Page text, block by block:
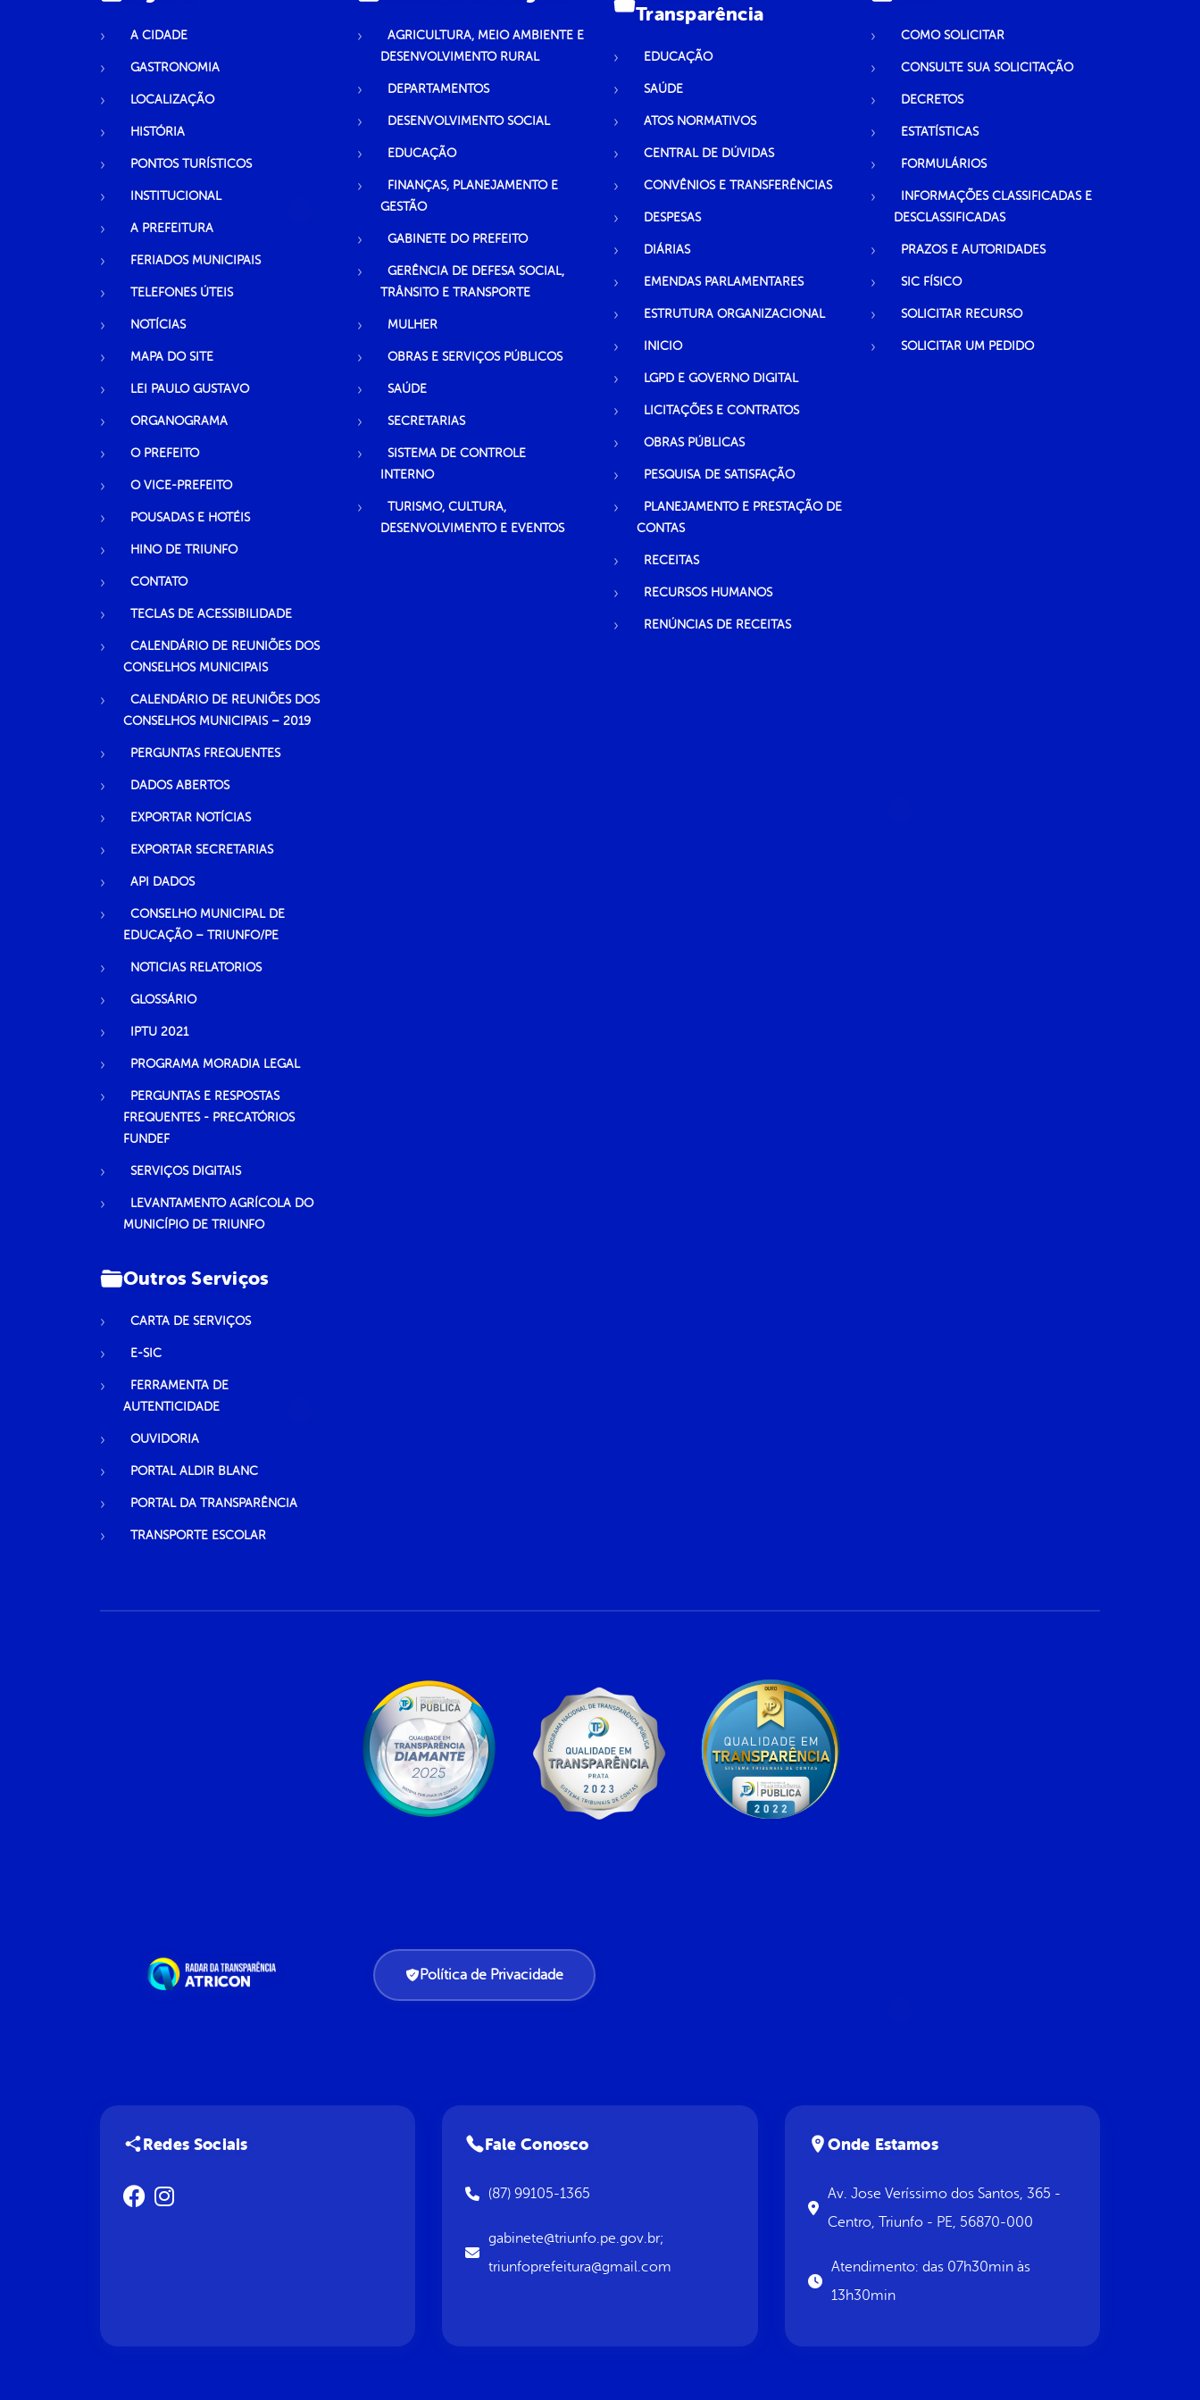
A CIDADE
GASTRONOMIA
LOCALIZAÇÃO
HISTÓRIA
PONTOS TURÍSTICOS
INSTITUCIONAL
A PREFEITURA
FERIADOS MUNICIPAIS
TELEFONES ÚTEIS
NOTÍCIAS
MAPA DO SITE
LEI PAULO GUSTAVO
ORGANOGRAMA
O PREFEITO
O VICE-PREFEITO
POUSADAS E HOTÉIS
HINO DE TRIUNFO
CONTATO
TECLAS DE ACESSIBILIDADE
CALENDÁRIO DE REUNIÕES DOS
CONSELHOS MUNICIPAIS
CALENDÁRIO DE REUNIÕES DOS
CONSELHOS MUNICIPAIS – 2019
PERGUNTAS FREQUENTES
DADOS ABERTOS
EXPORTAR NOTÍCIAS
EXPORTAR SECRETARIAS
API DADOS
CONSELHO MUNICIPAL DE
EDUCAÇÃO – TRIUNFO/PE
NOTICIAS RELATORIOS
GLOSSÁRIO
IPTU 2021
PROGRAMA MORADIA LEGAL
PERGUNTAS E RESPOSTAS
FREQUENTES - PRECATÓRIOS
FUNDEF
SERVIÇOS DIGITAIS
LEVANTAMENTO AGRÍCOLA DO
MUNICÍPIO DE TRIUNFO
AGRICULTURA, MEIO AMBIENTE E
DESENVOLVIMENTO RURAL
DEPARTAMENTOS
DESENVOLVIMENTO SOCIAL
EDUCAÇÃO
FINANÇAS, PLANEJAMENTO E
GESTÃO
GABINETE DO PREFEITO
GERÊNCIA DE DEFESA SOCIAL,
TRÂNSITO E TRANSPORTE
MULHER
OBRAS E SERVIÇOS PÚBLICOS
SAÚDE
SECRETARIAS
SISTEMA DE CONTROLE
INTERNO
TURISMO, CULTURA,
DESENVOLVIMENTO E EVENTOS
Transparência
EDUCAÇÃO
SAÚDE
ATOS NORMATIVOS
CENTRAL DE DÚVIDAS
CONVÊNIOS E TRANSFERÊNCIAS
DESPESAS
DIÁRIAS
EMENDAS PARLAMENTARES
ESTRUTURA ORGANIZACIONAL
INICIO
LGPD E GOVERNO DIGITAL
LICITAÇÕES E CONTRATOS
OBRAS PÚBLICAS
PESQUISA DE SATISFAÇÃO
PLANEJAMENTO E PRESTAÇÃO DE
CONTAS
RECEITAS
RECURSOS HUMANOS
RENÚNCIAS DE RECEITAS
COMO SOLICITAR
CONSULTE SUA SOLICITAÇÃO
DECRETOS
ESTATÍSTICAS
FORMULÁRIOS
INFORMAÇÕES CLASSIFICADAS E
DESCLASSIFICADAS
PRAZOS E AUTORIDADES
SIC FÍSICO
SOLICITAR RECURSO
SOLICITAR UM PEDIDO
Outros Serviços
CARTA DE SERVIÇOS
E-SIC
FERRAMENTA DE
AUTENTICIDADE
OUVIDORIA
PORTAL ALDIR BLANC
PORTAL DA TRANSPARÊNCIA
TRANSPORTE ESCOLAR
Política de Privacidade
Redes Sociais Fale Conosco
(87) 99105-1365
gabinete@triunfo.pe.gov.br;
triunfoprefeitura@gmail.com
Onde Estamos
Av. Jose Veríssimo dos Santos, 365 -
Centro, Triunfo - PE, 56870-000
Atendimento: das 07h30min às
13h30min